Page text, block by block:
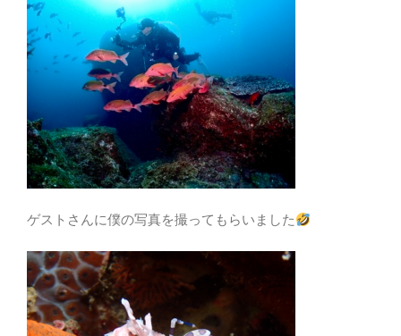
ゲストさんに僕の写真を撮ってもらいました